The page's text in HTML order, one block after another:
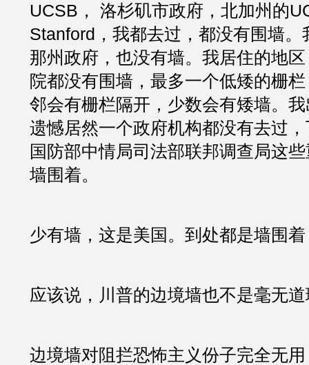
UCSB， 洛杉矶市政府，北加州的
Stanford，我都去过，都没有围墙。
那州政府，也没有墙。我居住的地
院都没有围墙，最多一个低矮的栅
邻会有栅栏隔开，少数会有矮墙。
遗憾居然一个政府机构都没有去过
国防部中情局司法部联邦调查局这
墙围着。
少有墙，这是美国。到处都是墙围
应该说，川普的边境墙也不是毫无
边境墙对阻拦恐怖主义份子完全无